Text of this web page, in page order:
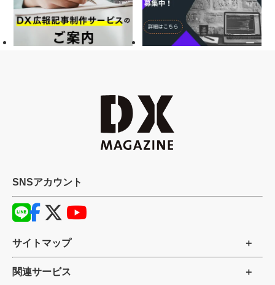
SNSアカウント
サイトマップ
関連サービス